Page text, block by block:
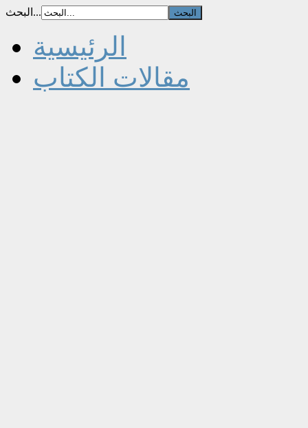
البحث...
الرئيسية
مقالات الكتاب